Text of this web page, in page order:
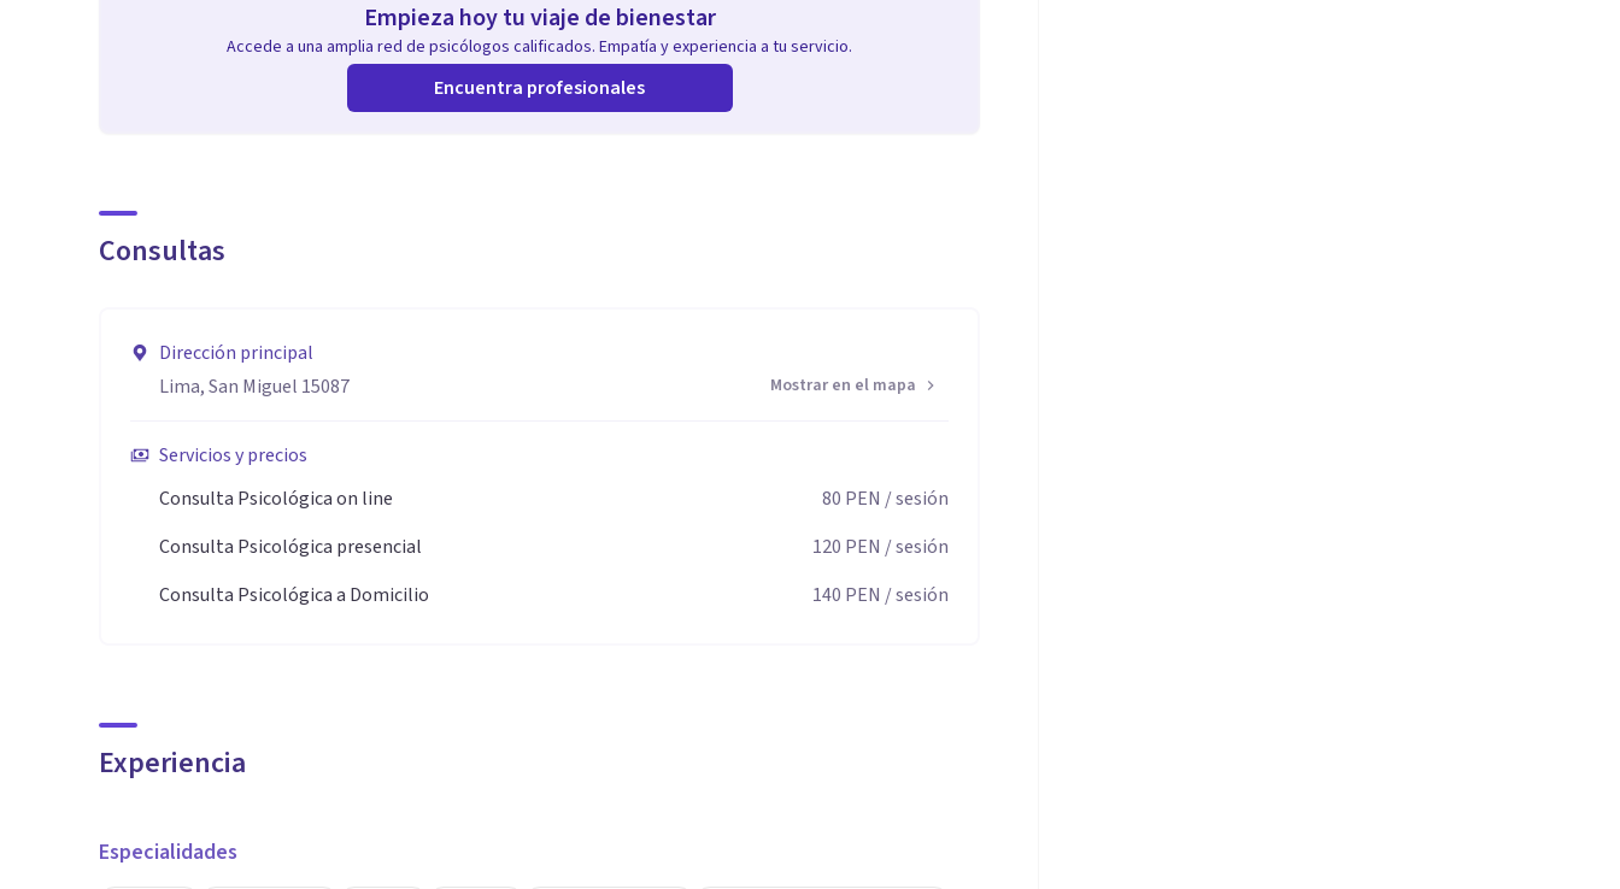
Empieza hoy tu viaje de bienestar
Accede a una amplia red de psicólogos calificados. Empatía y experiencia a tu servicio.
Encuentra profesionales
Consultas
Dirección principal
Lima, San Miguel 15087
Mostrar en el mapa
Servicios y precios
Consulta Psicológica on line
80 PEN / sesión
Consulta Psicológica presencial
120 PEN / sesión
Consulta Psicológica a Domicilio
140 PEN / sesión
Experiencia
Especialidades